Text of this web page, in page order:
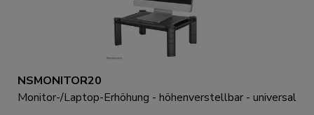
NSMONITOR20
Monitor-/Laptop-Erhöhung - höhenverstellbar - universal